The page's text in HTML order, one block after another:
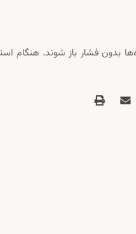
بدون فشار باز شوند. هنگام